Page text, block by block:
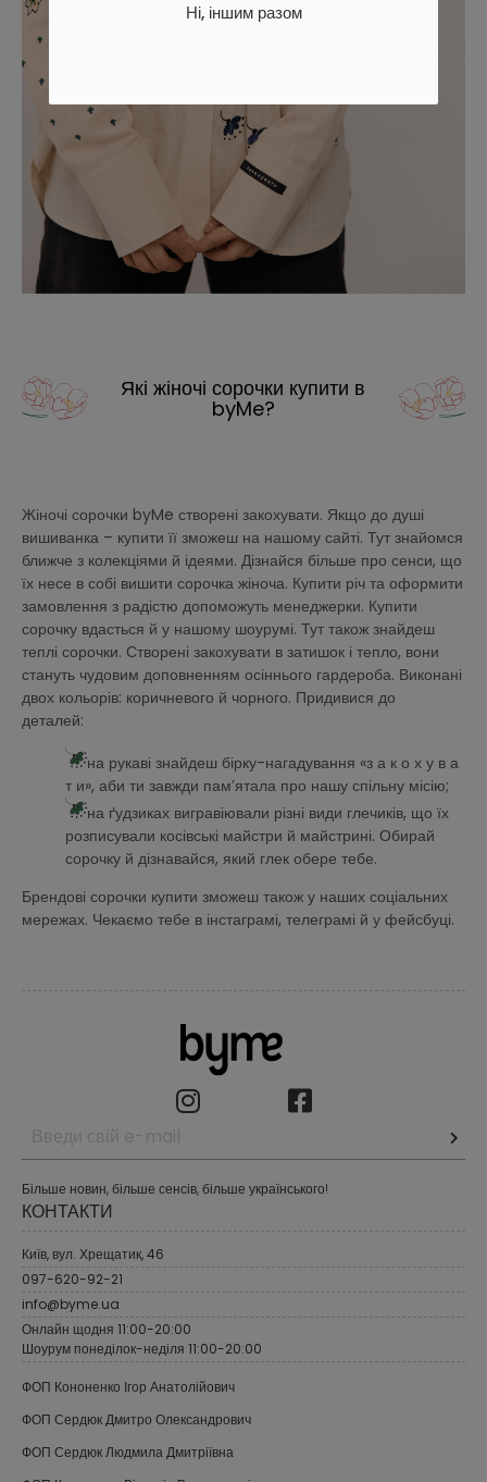
Ні, іншим разом
Які жіночі сорочки купити в
byMe?
Жіночі сорочки byMe створені закохувати. Якщо до душі
вишиванка – купити її зможеш на нашому сайті. Тут знайомся
ближче з колекціями й ідеями. Дізнайся більше про сенси, що
їх несе в собі вишити сорочка жіноча. Купити річ та оформити
замовлення з радістю допоможуть менеджерки. Купити
сорочку вдасться й у нашому шоурумі. Тут також знайдеш
теплі сорочки. Створені закохувати в затишок і тепло, вони
стануть чудовим доповненням осіннього гардероба. Виконані
двох кольорів: коричневого й чорного. Придивися до
деталей:
на рукаві знайдеш бірку-нагадування «з а к о х у в а
т и», аби ти завжди пам’ятала про нашу спільну місію;
на ґудзиках вигравіювали різні види глечиків, що їх
розписували косівські майстри й майстрині. Обирай
сорочку й дізнавайся, який глек обере тебе.
Брендові сорочки купити зможеш також у наших соціальних
мережах. Чекаємо тебе в інстаграмі, телеграмі й у фейсбуці.
Більше новин, більше сенсів, більше українського!
КОНТАКТИ
Київ, вул. Хрещатик, 46
097-620-92-21
info@byme.ua
Онлайн щодня 11:00-20:00
Шоурум понеділок-неділя 11:00-20:00
ФОП Кононенко Ігор Анатолійович
ФОП Сердюк Дмитро Олександрович
ФОП Сердюк Людмила Дмитріївна